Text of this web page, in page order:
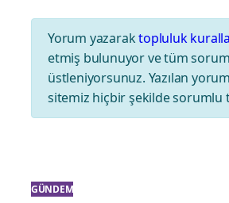
Yorum yazaraktopluluk
etmiş bulunuyor ve tüm
üstleniyorsunuz. Yazılan
sitemiz hiçbir şekilde sorumlu
GÜNDEM